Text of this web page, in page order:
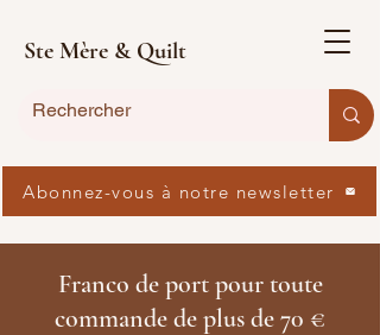
Ste Mère & Quilt
Franco de port pour toute
commande de plus de 70 €
Abonnez-vous à notre newsletter